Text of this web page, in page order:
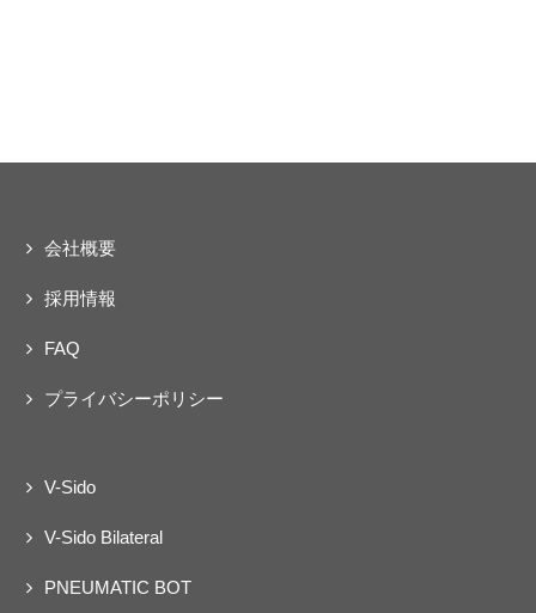
会社概要
採用情報
FAQ
プライバシーポリシー
V-Sido
V-Sido Bilateral
PNEUMATIC BOT